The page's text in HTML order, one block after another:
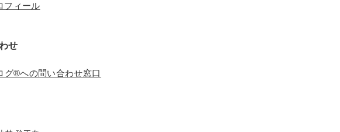
フィール
せ
グ®︎への問い合わせ窓口